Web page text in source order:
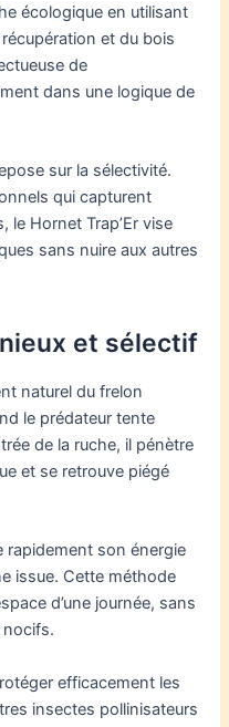
écologique en utilisant
et du bois
de
dans une logique de
sur la sélectivité.
qui capturent
Hornet Trap’Er vise
sans nuire aux autres
et sélectif
naturel du frelon
le prédateur tente
de la ruche, il pénètre
et se retrouve piégé
rapidement son énergie
issue. Cette méthode
d’une journée, sans
efficacement les
insectes pollinisateurs